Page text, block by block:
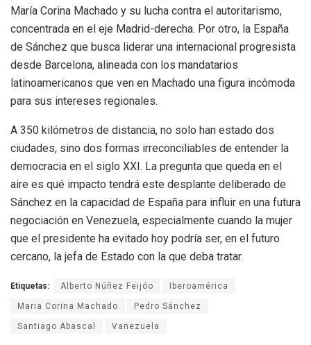
María Corina Machado y su lucha contra el autoritarismo,
concentrada en el eje Madrid-derecha. Por otro, la España
de Sánchez que busca liderar una internacional progresista
desde Barcelona, alineada con los mandatarios
latinoamericanos que ven en Machado una figura incómoda
para sus intereses regionales.
A 350 kilómetros de distancia, no solo han estado dos
ciudades, sino dos formas irreconciliables de entender la
democracia en el siglo XXI. La pregunta que queda en el
aire es qué impacto tendrá este desplante deliberado de
Sánchez en la capacidad de España para influir en una futura
negociación en Venezuela, especialmente cuando la mujer
que el presidente ha evitado hoy podría ser, en el futuro
cercano, la jefa de Estado con la que deba tratar.
Etiquetas: Alberto Núñez Feijóo Iberoamérica
Maria Corina Machado Pedro Sánchez
Santiago Abascal Vanezuela